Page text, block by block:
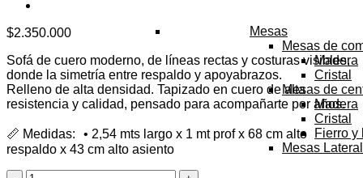
Mesas
Mesas de
Madera
Cristal
Mesas de
Madera
Cristal
Fierro y
Mesas
$2.350.000
Sofá de cuero moderno, de líneas rectas y costuras visibles,
donde la simetría entre respaldo y apoyabrazos.
Relleno de alta densidad. Tapizado en cuero de alta
resistencia y calidad, pensado para acompañarte por años.
📏 Medidas: • 2,54 mts largo x 1 mt prof x 68 cm alto
respaldo x 43 cm alto asiento